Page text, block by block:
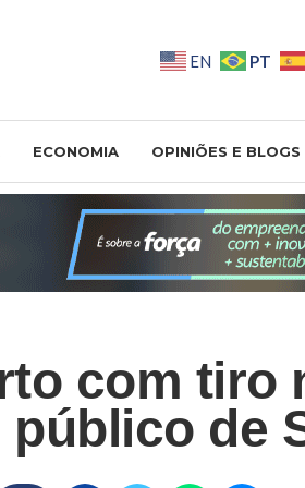
EN PT
ECONOMIA OPINIÕES E BLOGS
com tiro
de